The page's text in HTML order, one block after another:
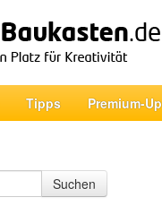
Tipps Premium-
Suchen